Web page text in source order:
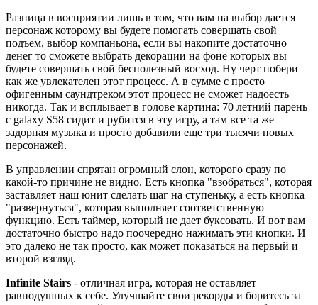
Разница в восприятии лишь в том, что вам на выбор дается
персонаж которому вы будете помогать совершать свой
подъем, выбор компаньона, если вы накопите достаточно
денег то сможете выбрать декорации на фоне которых вы
будете совершать свой бесполезный восход. Ну черт побери
как же увлекателен этот процесс. А в сумме с просто
офигенным саундтреком этот процесс не сможет надоесть
никогда. Так и всплывает в голове картина: 70 летний парень
с galaxy S58 сидит и рубится в эту игру, а там все та же
задорная музыка и просто добавили еще три тысячи новых
персонажей.
В управлении спрятан огромный слон, которого сразу по
какой-то причине не видно. Есть кнопка "взобраться", которая
заставляет наш юнит сделать шаг на ступеньку, а есть кнопка
"развернуться", которая выполняет соответственную
функцию. Есть таймер, который не дает буксовать. И вот вам
достаточно быстро надо поочередно нажимать эти кнопки. И
это далеко не так просто, как может показаться на первый и
второй взгляд.
Infinite Stairs - отличная игра, которая не оставляет
равнодушных к себе. Улучшайте свои рекорды и боритесь за